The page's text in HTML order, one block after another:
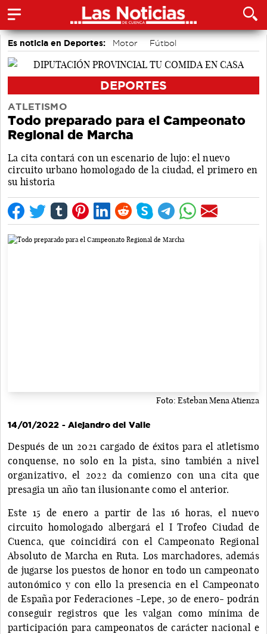
Es noticia en Deportes: Motor
Fútbol
Bolos conquenses
DEPORTES
ATLETISMO
Todo preparado para el Campeonato
Regional de Marcha
La cita contará con un escenario de lujo: el nuevo
circuito urbano homologado de la ciudad, el primero en
su historia
Foto: Esteban Mena Atienza
14/01/2022 - Alejandro del Valle
Después de un 2021 cargado de éxitos para el atletismo
conquense, no solo en la pista, sino también a nivel
organizativo, el 2022 da comienzo con una cita que
presagia un año tan ilusionante como el anterior.
Este 15 de enero a partir de las 16 horas, el nuevo
circuito homologado albergará el I Trofeo Ciudad de
Cuenca, que coincidirá con el Campeonato Regional
Absoluto de Marcha en Ruta. Los marchadores, además
de jugarse los puestos de honor en todo un campeonato
autonómico y con ello la presencia en el Campeonato
de España por Federaciones -Lepe, 30 de enero- podrán
conseguir registros que les valgan como mínima de
participación para campeonatos de carácter nacional e